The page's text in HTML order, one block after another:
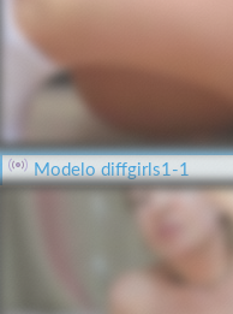
Modelo diffgirls1-1